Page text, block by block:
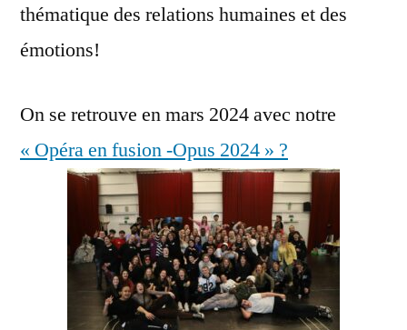
thématique des relations humaines et des
émotions!
On se retrouve en mars 2024 avec notre
« Opéra en fusion -Opus 2024 » ?